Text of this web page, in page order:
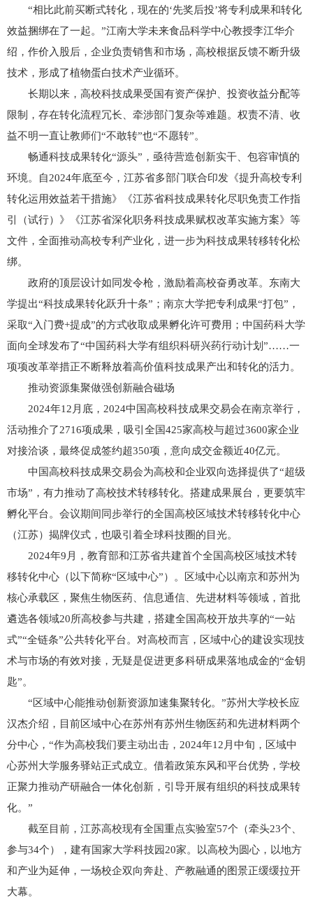
“相比此前买断式转化，现在的‘先奖后投’将专利成果和转化
效益捆绑在了一起。”江南大学未来食品科学中心教授李江华介
绍，作价入股后，企业负责销售和市场，高校根据反馈不断升级
技术，形成了植物蛋白技术产业循环。
长期以来，高校科技成果受国有资产保护、投资收益分配等
限制，存在转化流程冗长、牵涉部门复杂等难题。权责不清、收
益不明一直让教师们“不敢转”也“不愿转”。
畅通科技成果转化“源头”，亟待营造创新实干、包容审慎的
环境。自2024年底至今，江苏省多部门联合印发《提升高校专利
转化运用效益若干措施》《江苏省科技成果转化尽职免责工作指
引（试行）》《江苏省深化职务科技成果赋权改革实施方案》等
文件，全面推动高校专利产业化，进一步为科技成果转移转化松
绑。
政府的顶层设计如同发令枪，激励着高校奋勇改革。东南大
学提出“科技成果转化跃升十条”；南京大学把专利成果“打包”，
采取“入门费+提成”的方式收取成果孵化许可费用；中国药科大学
面向全球发布了“中国药科大学有组织科研兴药行动计划”……一
项项改革举措正不断释放着高价值科技成果产出和转化的活力。
推动资源集聚做强创新融合磁场
2024年12月底，2024中国高校科技成果交易会在南京举行，
活动推介了2716项成果，吸引全国425家高校与超过3600家企业
对接洽谈，最终促成签约超350项，意向成交金额近40亿元。
中国高校科技成果交易会为高校和企业双向选择提供了“超级
市场”，有力推动了高校技术转移转化。搭建成果展台，更要筑牢
孵化平台。会议期间同步举行的全国高校区域技术转移转化中心
（江苏）揭牌仪式，也吸引着全球科技圈的目光。
2024年9月，教育部和江苏省共建首个全国高校区域技术转
移转化中心（以下简称“区域中心”）。区域中心以南京和苏州为
核心承载区，聚焦生物医药、信息通信、先进材料等领域，首批
遴选各领域20所高校参与共建，搭建全国高校开放共享的“一站
式”“全链条”公共转化平台。对高校而言，区域中心的建设实现技
术与市场的有效对接，无疑是促进更多科研成果落地成金的“金钥
匙”。
“区域中心能推动创新资源加速集聚转化。”苏州大学校长应
汉杰介绍，目前区域中心在苏州有苏州生物医药和先进材料两个
分中心，“作为高校我们要主动出击，2024年12月中旬，区域中
心苏州大学服务驿站正式成立。借着政策东风和平台优势，学校
正聚力推动产研融合一体化创新，引导开展有组织的科技成果转
化。”
截至目前，江苏高校现有全国重点实验室57个（牵头23个、
参与34个），建有国家大学科技园20家。以高校为圆心，以地方
和产业为延伸，一场校企双向奔赴、产教融通的图景正缓缓拉开
大幕。